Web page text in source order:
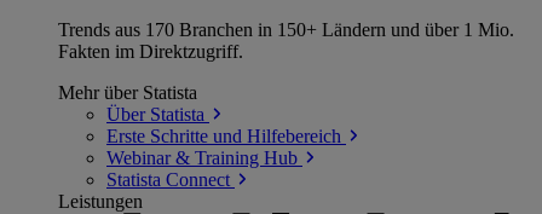
Trends aus 170 Branchen in 150+ Ländern und über 1 Mio.
Fakten im Direktzugriff.
Mehr über Statista
Über Statista
Erste Schritte und Hilfebereich
Webinar & Training Hub
Statista Connect
Leistungen